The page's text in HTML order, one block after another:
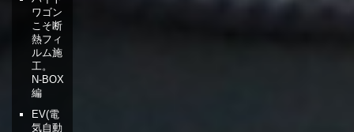
ワゴン
こそ断
熱フィ
ルム施
工。
N-BOX
編
EV(電
気自動